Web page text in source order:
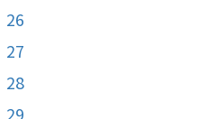
26
27
28
29